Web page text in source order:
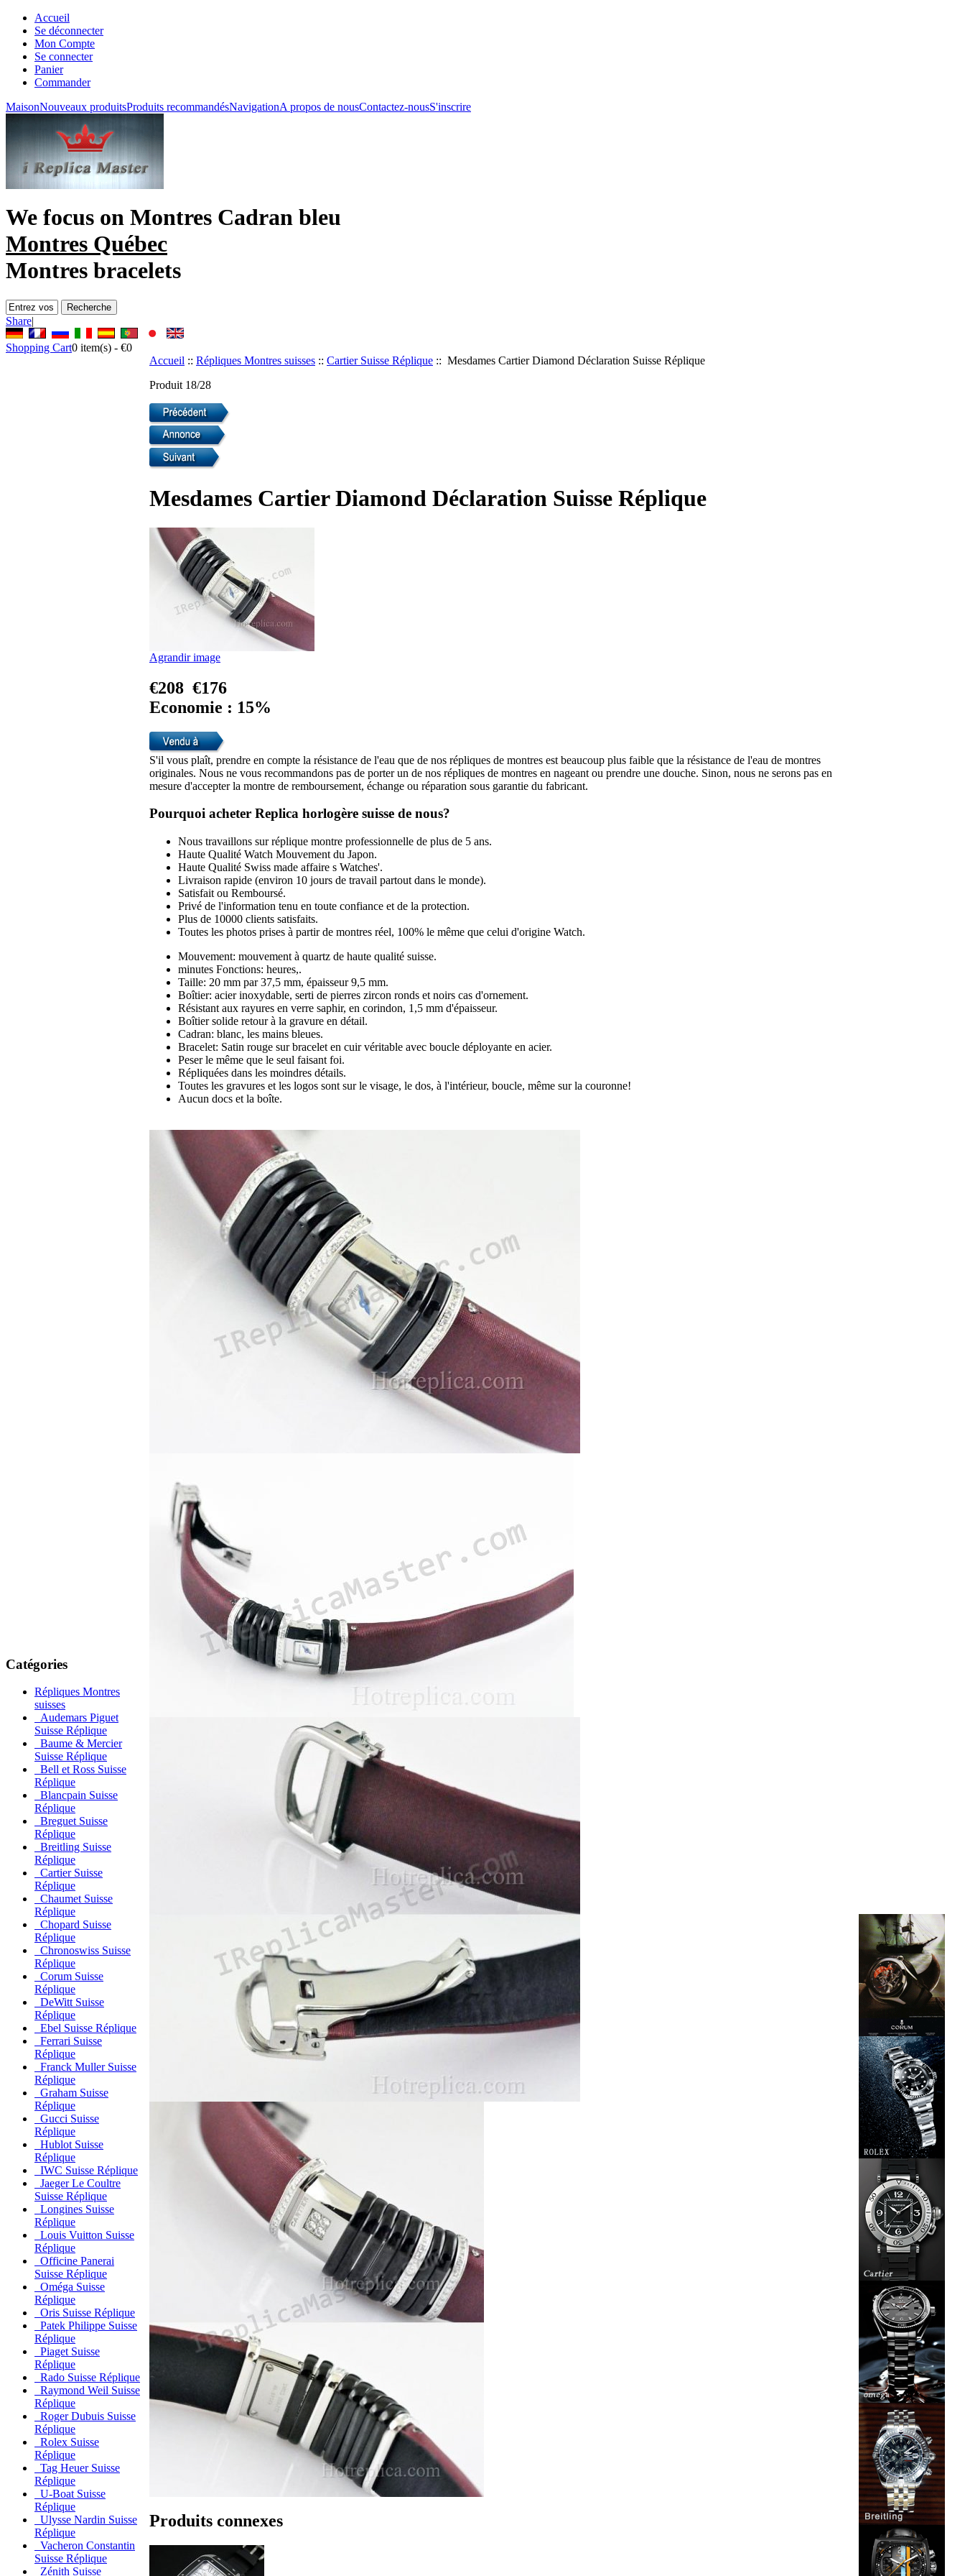
Accueil
Se déconnecter
Mon Compte
Se connecter
Panier
Commander
MaisonNouveaux produitsProduits recommandésNavigationA propos de nousContactez-nousS'inscrire
We focus on Montres Cadran bleu
Montres Québec
Montres bracelets
Share|
Shopping Cart0 item(s) - €0
Catégories
Répliques Montres
suisses
Audemars Piguet
Suisse Réplique
Baume & Mercier
Suisse Réplique
Bell et Ross Suisse
Réplique
Blancpain Suisse
Réplique
Breguet Suisse
Réplique
Breitling Suisse
Réplique
Cartier Suisse
Réplique
Chaumet Suisse
Réplique
Chopard Suisse
Réplique
Chronoswiss Suisse
Réplique
Corum Suisse
Réplique
DeWitt Suisse
Réplique
Ebel Suisse Réplique
Ferrari Suisse
Réplique
Franck Muller Suisse
Réplique
Graham Suisse
Réplique
Gucci Suisse
Réplique
Hublot Suisse
Réplique
IWC Suisse Réplique
Jaeger Le Coultre
Suisse Réplique
Longines Suisse
Réplique
Louis Vuitton Suisse
Réplique
Officine Panerai
Suisse Réplique
Oméga Suisse
Réplique
Oris Suisse Réplique
Patek Philippe Suisse
Réplique
Piaget Suisse
Réplique
Rado Suisse Réplique
Raymond Weil Suisse
Réplique
Roger Dubuis Suisse
Réplique
Rolex Suisse
Réplique
Tag Heuer Suisse
Réplique
U-Boat Suisse
Réplique
Ulysse Nardin Suisse
Réplique
Vacheron Constantin
Suisse Réplique
Zénith Suisse
Accueil :: Répliques Montres suisses :: Cartier Suisse Réplique :: Mesdames Cartier Diamond Déclaration Suisse Réplique
Produit 18/28
Mesdames Cartier Diamond Déclaration Suisse Réplique
Agrandir image
€208 €176
Economie : 15%
S'il vous plaît, prendre en compte la résistance de l'eau que de nos répliques de montres est beaucoup plus faible que la résistance de l'eau de montres
originales. Nous ne vous recommandons pas de porter un de nos répliques de montres en nageant ou prendre une douche. Sinon, nous ne serons pas en
mesure d'accepter la montre de remboursement, échange ou réparation sous garantie du fabricant.
Pourquoi acheter Replica horlogère suisse de nous?
Nous travaillons sur réplique montre professionnelle de plus de 5 ans.
Haute Qualité Watch Mouvement du Japon.
Haute Qualité Swiss made affaire s Watches'.
Livraison rapide (environ 10 jours de travail partout dans le monde).
Satisfait ou Remboursé.
Privé de l'information tenu en toute confiance et de la protection.
Plus de 10000 clients satisfaits.
Toutes les photos prises à partir de montres réel, 100% le même que celui d'origine Watch.
Mouvement: mouvement à quartz de haute qualité suisse.
minutes Fonctions: heures,.
Taille: 20 mm par 37,5 mm, épaisseur 9,5 mm.
Boîtier: acier inoxydable, serti de pierres zircon ronds et noirs cas d'ornement.
Résistant aux rayures en verre saphir, en corindon, 1,5 mm d'épaisseur.
Boîtier solide retour à la gravure en détail.
Cadran: blanc, les mains bleues.
Bracelet: Satin rouge sur bracelet en cuir véritable avec boucle déployante en acier.
Peser le même que le seul faisant foi.
Répliquées dans les moindres détails.
Toutes les gravures et les logos sont sur le visage, le dos, à l'intérieur, boucle, même sur la couronne!
Aucun docs et la boîte.
Produits connexes